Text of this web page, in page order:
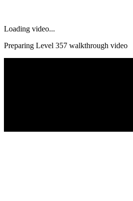
Loading video...
Preparing Level 357 walkthrough video